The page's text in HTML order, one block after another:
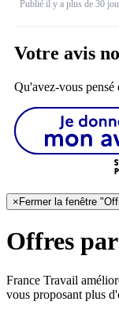
Publié il y a plus de 30
Votre avis
Qu'avez-vous pensé
×Fermer la fenêtre
Offres
France Travail
vous proposant plus